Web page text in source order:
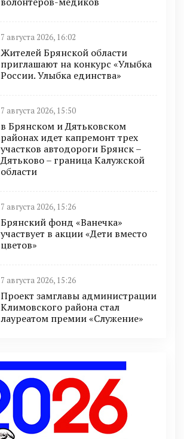
7 августа 2026, 16:02
Жителей Брянской области
приглашают на конкурс «Улыбка
России. Улыбка единства»
7 августа 2026, 15:50
в Брянском и Дятьковском
районах идет капремонт трех
участков автодороги Брянск –
Дятьково – граница Калужской
области
7 августа 2026, 15:26
Брянский фонд «Ванечка»
участвует в акции «Дети вместо
цветов»
7 августа 2026, 15:26
Проект замглавы администрации
Климовского района стал
лауреатом премии «Служение»